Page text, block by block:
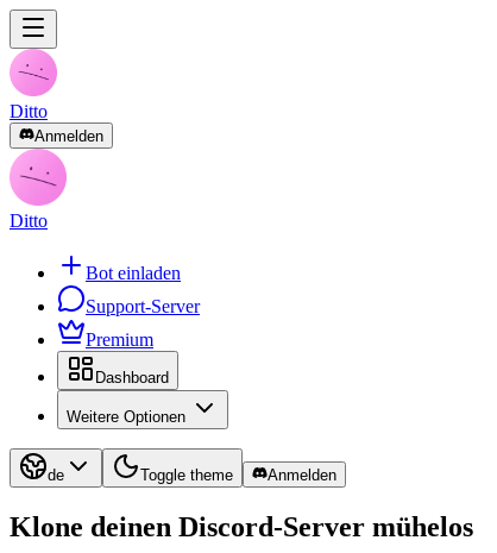
Ditto
Anmelden
Ditto
Bot einladen
Support-Server
Premium
Dashboard
Weitere Optionen
de Toggle theme Anmelden
Klone deinen Discord-Server mühelos